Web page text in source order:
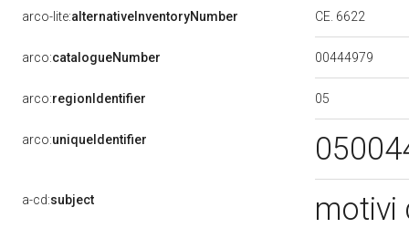
arco-lite:alternativeInventoryNumber CE. 6622
arco:catalogueNumber 00444979
arco:regionIdentifier 05
arco:uniqueIdentifier
a-cd:subject motivi